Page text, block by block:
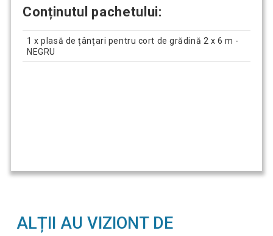
Conținutul pachetului:
1 x plasă de țânțari pentru cort de grădină 2 x 6 m -
NEGRU
ALȚII AU VIZIONT DE